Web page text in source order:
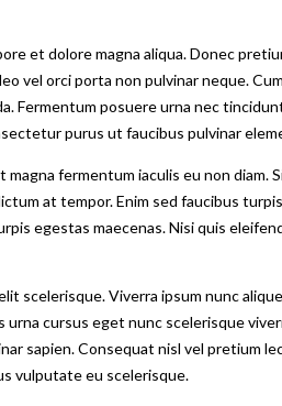
et dolore magna aliqua. Donec
vel orci porta non pulvinar neque.
Fermentum posuere urna nec
purus ut faucibus pulvinar
fermentum iaculis eu non diam.
at tempor. Enim sed faucibus
egestas maecenas. Nisi quis
scelerisque. Viverra ipsum nunc
cursus eget nunc scelerisque
sapien. Consequat nisl vel pretium
vulputate eu scelerisque.